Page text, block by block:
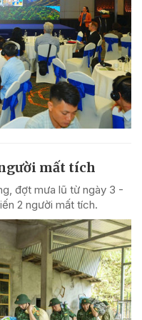
mất tích
đợt mưa lũ từ ngày 3 -
2 người mất tích.